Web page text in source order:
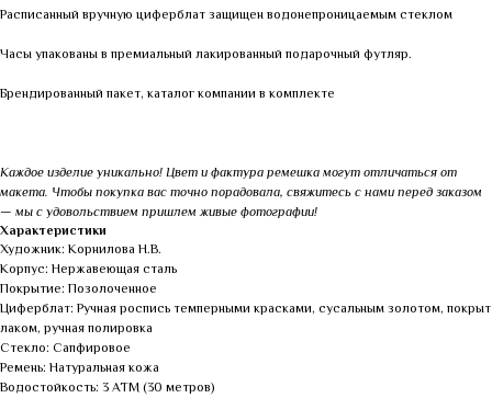
Расписанный вручную циферблат защищен водонепроницаемым стеклом
Часы упакованы в премиальный лакированный подарочный футляр.
Брендированный пакет, каталог компании в комплекте
Каждое изделие уникально! Цвет и фактура ремешка могут отличаться от
макета. Чтобы покупка вас точно порадовала, свяжитесь с нами перед заказом
— мы с удовольствием пришлем живые фотографии!
Характеристики
Художник: Корнилова Н.В.
Корпус: Нержавеющая сталь
Покрытие: Позолоченное
Циферблат: Ручная роспись темперными красками, сусальным золотом, покрыт
лаком, ручная полировка
Стекло: Сапфировое
Ремень: Натуральная кожа
Водостойкость: 3 АТМ (30 метров)